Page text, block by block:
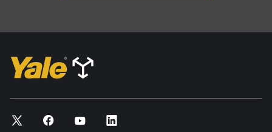
Y dentro de la cabina, también una pantalla táctil, pudiendo elegir
adicionalmente los conductores efectuar la navegación por el menú
“Cuando los operarios se encuentran cómodos, son más productivos y